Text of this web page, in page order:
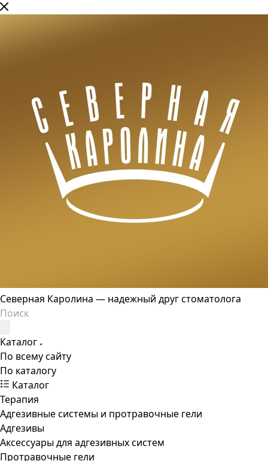
Северная Каролина — надежный друг стоматолога
Каталог
По всему сайту
По каталогу
Каталог
Терапия
Адгезивные системы и протравочные гели
Адгезивы
Аксессуары для адгезивных систем
Протравочные гели